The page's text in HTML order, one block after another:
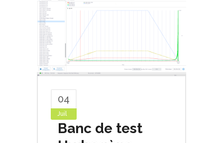
04
Juil
Banc de test